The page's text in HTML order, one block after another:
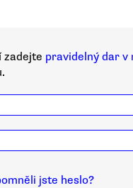
zadejte pravidelný dar v
jste heslo?